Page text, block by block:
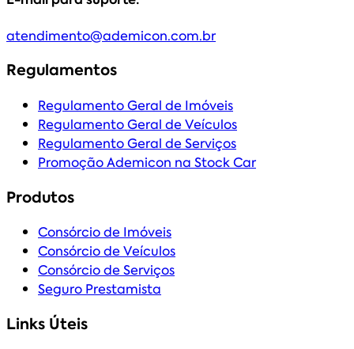
atendimento@ademicon.com.br
Regulamentos
Regulamento Geral de Imóveis
Regulamento Geral de Veículos
Regulamento Geral de Serviços
Promoção Ademicon na Stock Car
Produtos
Consórcio de Imóveis
Consórcio de Veículos
Consórcio de Serviços
Seguro Prestamista
Links Úteis